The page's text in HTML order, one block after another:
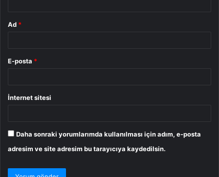
Ad *
E-posta *
İnternet sitesi
Daha sonraki yorumlarımda kullanılması için adım, e-posta
adresim ve site adresim bu tarayıcıya kaydedilsin.